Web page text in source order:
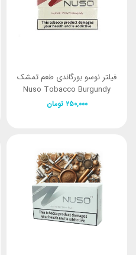
فیلتر نوسو بورگاندی طعم تمشک
Nuso Tobacco Burgundy
تومان۲۵۰,۰۰۰